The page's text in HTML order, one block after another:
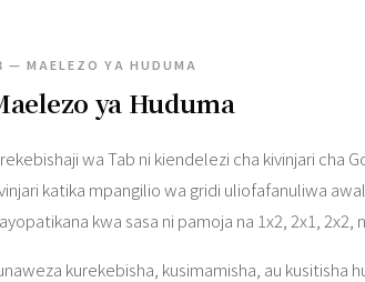
— MAELEZO YA HUDUMA
ya Huduma
wa Tab ni kiendelezi cha kivinjari cha
katika mpangilio wa gridi uliofafanuliwa
kwa sasa ni pamoja na 1x2, 2x1, 2x2,
kurekebisha, kusimamisha, au kusitisha